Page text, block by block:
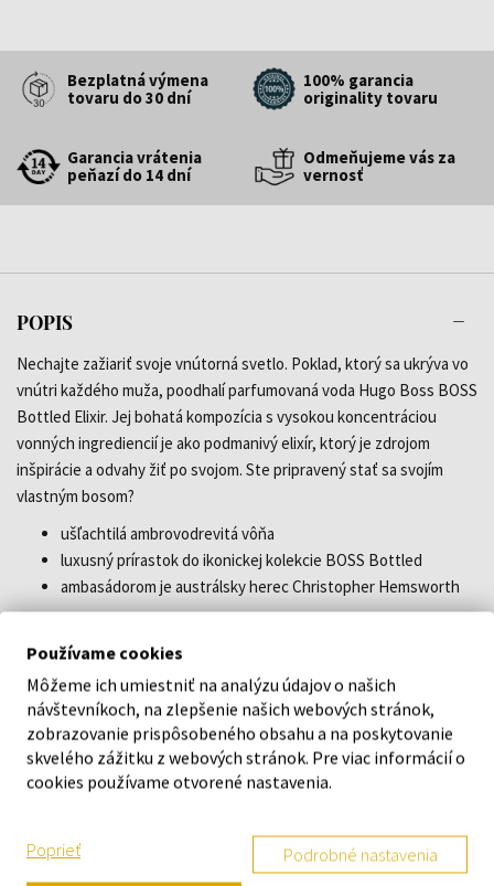
Bezplatná výmena
tovaru do 30 dní
100% garancia
originality tovaru
Garancia vrátenia
peňazí do 14 dní
Odmeňujeme vás za
vernosť
POPIS
Nechajte zažiariť svoje vnútorná svetlo. Poklad, ktorý sa ukrýva vo
vnútri každého muža, poodhalí parfumovaná voda Hugo Boss BOSS
Bottled Elixir. Jej bohatá kompozícia s vysokou koncentráciou
vonných ingrediencií je ako podmanivý elixír, ktorý je zdrojom
inšpirácie a odvahy žiť po svojom. Ste pripravený stať sa svojím
vlastným bosom?
ušľachtilá ambrovodrevitá vôňa
luxusný prírastok do ikonickej kolekcie BOSS Bottled
ambasádorom je austrálsky herec Christopher Hemsworth
DETAILY
O ZNAČKE
Náš výber na mieru presne pre
vás
Používame cookies
Môžeme ich umiestniť na analýzu údajov o našich
návštevníkoch, na zlepšenie našich webových stránok,
zobrazovanie prispôsobeného obsahu a na poskytovanie
skvelého zážitku z webových stránok. Pre viac informácií o
cookies používame otvorené nastavenia.
Poprieť Podrobné nastavenia